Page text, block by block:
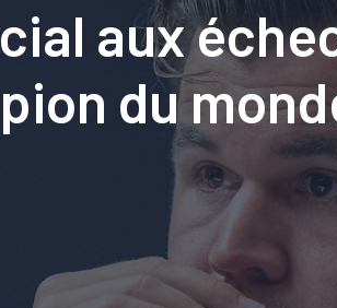
aux
du